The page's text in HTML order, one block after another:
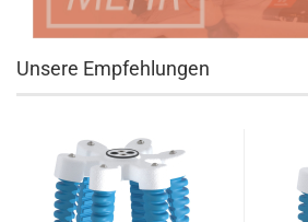
Unsere Empfehlungen